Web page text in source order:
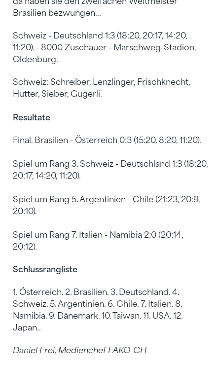
Brasilien bezwungen...
Schweiz - Deutschland 1:3 (18:20, 20:17, 14:20,
11:20). - 8000 Zuschauer - Marschweg-Stadion,
Oldenburg.
Schweiz: Schreiber, Lenzlinger, Frischknecht,
Hutter, Sieber, Gugerli.
Resultate
Final. Brasilien - Österreich 0:3 (15:20, 8:20, 11:20).
Spiel um Rang 3. Schweiz - Deutschland 1:3 (18:20,
20:17, 14:20, 11:20).
Spiel um Rang 5. Argentinien - Chile (21:23, 20:9,
20:10).
Spiel um Rang 7. Italien - Namibia 2:0 (20:14,
20:12).
Schlussrangliste
1. Österreich. 2. Brasilien. 3. Deutschland. 4.
Schweiz. 5. Argentinien. 6. Chile. 7. Italien. 8.
Namibia. 9. Dänemark. 10. Taiwan. 11. USA. 12.
Japan..
Daniel Frei, Medienchef FAKO-CH